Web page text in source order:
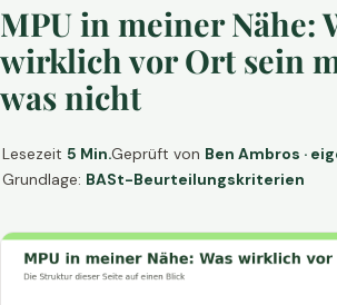
MPU in meiner Nähe:
wirklich vor Ort sein
was nicht
Lesezeit 5 Min.Geprüft von Ben Ambros ·
Grundlage: BASt-Beurteilungskriterien